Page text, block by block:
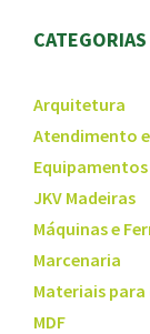
CATEGORIAS
Arquitetura
Atendimento
JKV Madeiras
Máquinas e
Marcenaria
Materiais
MDF